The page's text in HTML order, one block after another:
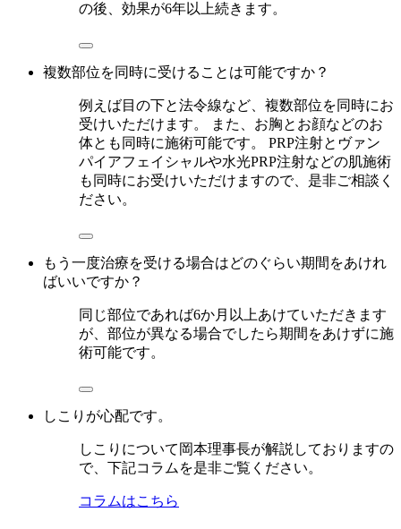
の後、効果が6年以上続きます。
複数部位を同時に受けることは可能ですか？
例えば目の下と法令線など、複数部位を同時にお
受けいただけます。 また、お胸とお顔などのお
体とも同時に施術可能です。 PRP注射とヴァン
パイアフェイシャルや水光PRP注射などの肌施術
も同時にお受けいただけますので、是非ご相談く
ださい。
もう一度治療を受ける場合はどのぐらい期間をあけれ
ばいいですか？
同じ部位であれば6か月以上あけていただきます
が、部位が異なる場合でしたら期間をあけずに施
術可能です。
しこりが心配です。
しこりについて岡本理事長が解説しておりますの
で、下記コラムを是非ご覧ください。
コラムはこちら